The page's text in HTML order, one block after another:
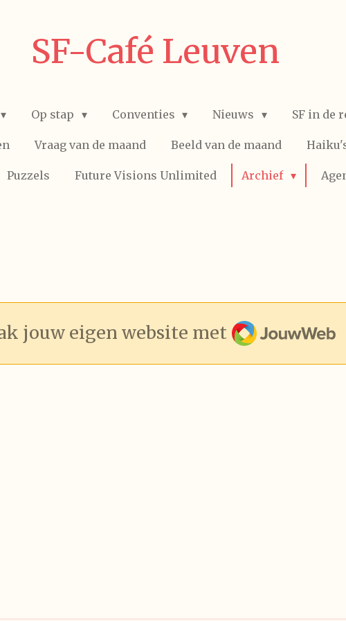
SF-Café Leuven
Op stap Conventies Nieuws SF in de
Vraag van de maand Beeld van de maand
Puzzels Future Visions Unlimited Archief
jouw eigen website met JouwWeb